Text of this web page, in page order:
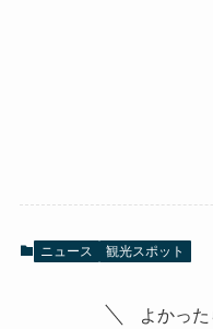
ニュース 観光スポット
よかっ